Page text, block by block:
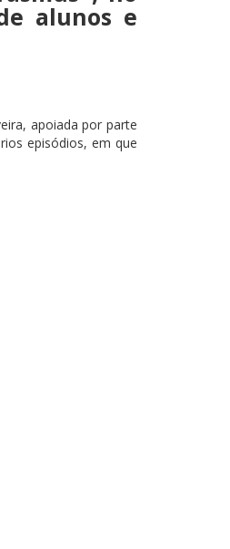
alunos e
apoiada por parte
episódios, em que